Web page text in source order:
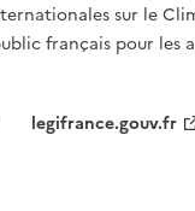
sur le
français pour les
legifrance.gouv.fr